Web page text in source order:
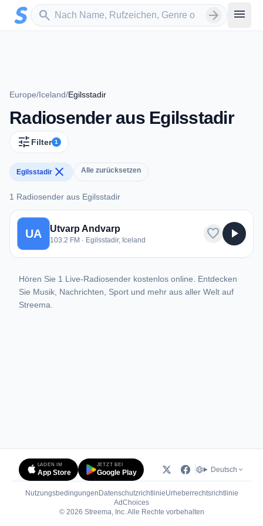
Zum Hauptinhalt springen
search
Sender suchen arrow_forward menu
Europe/Iceland/Egilsstadir
Radiosender aus Egilsstadir
tune Filter 1
Egilsstadir close Alle zurücksetzen
1 Radiosender aus Egilsstadir
1 Radiosender aus Egilsstadir
UA Utvarp Andvarp
103.2 FM · Egilsstadir, Iceland favorite play_arrow
Hören Sie 1 Live-Radiosender kostenlos online. Entdecken
Sie Musik, Nachrichten, Sport und mehr aus aller Welt auf
Streema.
LADEN IM
App Store
JETZT BEI
Google Play Deutsch
Nutzungsbedingungen DatenschutzrichtlinieUrheberrechtsrichtlinie
AdChoices(öffnet in neuem Tab)
© 2026 Streema, Inc. Alle Rechte vorbehalten